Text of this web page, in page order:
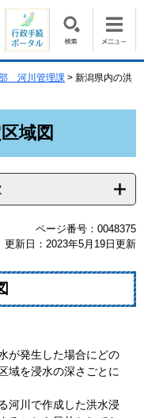
河川管理課 > 新潟県内の洪
域図
ページ番号：0048375
更新日：2023年5月19日更新
が発生した場合にどの
域を浸水の深さごとに
河川で作成した洪水浸